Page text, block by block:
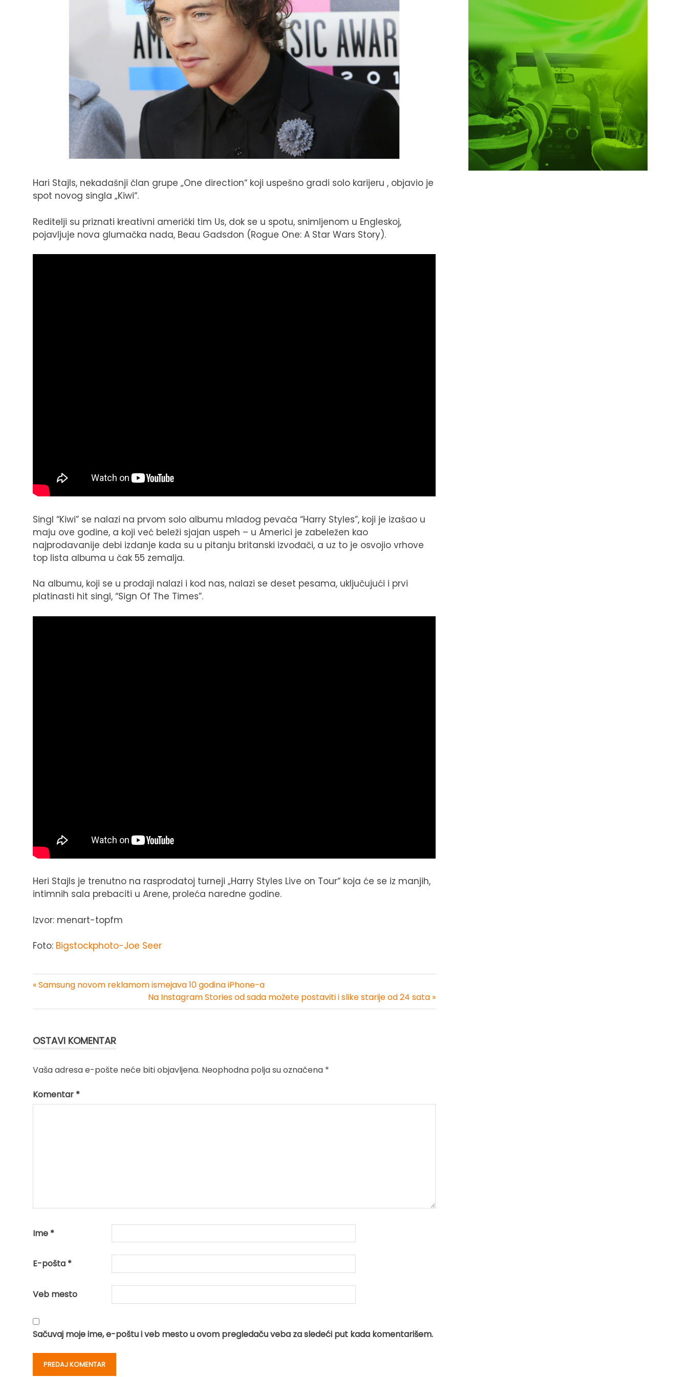
Hari Stajls, nekadašnji član grupe „One direction“ koji uspešno gradi solo karijeru , objavio je
spot novog singla „Kiwi“.
Reditelji su priznati kreativni američki tim Us, dok se u spotu, snimljenom u Engleskoj,
pojavljuje nova glumačka nada, Beau Gadsdon (Rogue One: A Star Wars Story).
Singl “Kiwi” se nalazi na prvom solo albumu mladog pevača “Harry Styles”, koji je izašao u
maju ove godine, a koji već beleži sjajan uspeh – u Americi je zabeležen kao
najprodavanije debi izdanje kada su u pitanju britanski izvođači, a uz to je osvojio vrhove
top lista albuma u čak 55 zemalja.
Na albumu, koji se u prodaji nalazi i kod nas, nalazi se deset pesama, uključujući i prvi
platinasti hit singl, “Sign Of The Times”.
Heri Stajls je trenutno na rasprodatoj turneji „Harry Styles Live on Tour“ koja će se iz manjih,
intimnih sala prebaciti u Arene, proleća naredne godine.
Izvor: menart-topfm
Foto: Bigstockphoto-Joe Seer
« Samsung novom reklamom ismejava 10 godina iPhone-a
Na Instagram Stories od sada možete postaviti i slike starije od 24 sata »
OSTAVI KOMENTAR
Vaša adresa e-pošte neće biti objavljena. Neophodna polja su označena *
Komentar *
Ime *
E-pošta *
Veb mesto
Sačuvaj moje ime, e-poštu i veb mesto u ovom pregledaču veba za sledeći put kada komentarišem.